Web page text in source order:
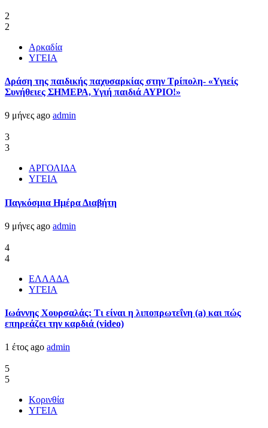
2
2
Αρκαδία
ΥΓΕΙΑ
Δράση της παιδικής παχυσαρκίας στην Τρίπολη- «Υγιείς
Συνήθειες ΣΗΜΕΡΑ, Υγιή παιδιά ΑΥΡΙΟ!»
9 μήνες ago admin
3
3
ΑΡΓΟΛΙΔΑ
ΥΓΕΙΑ
Παγκόσμια Ημέρα Διαβήτη
9 μήνες ago admin
4
4
ΕΛΛΑΔΑ
ΥΓΕΙΑ
Ιωάννης Χουρσαλάς: Τι είναι η λιποπρωτεΐνη (a) και πώς
επηρεάζει την καρδιά (video)
1 έτος ago admin
5
5
Κορινθία
ΥΓΕΙΑ